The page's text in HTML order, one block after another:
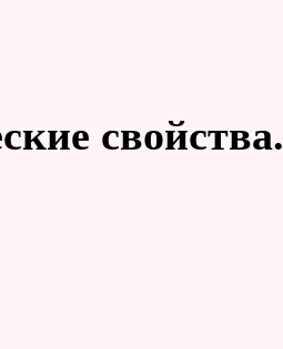
свойства.